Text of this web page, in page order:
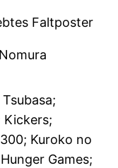
Faltposter
Kickers;
Kuroko no
Games;